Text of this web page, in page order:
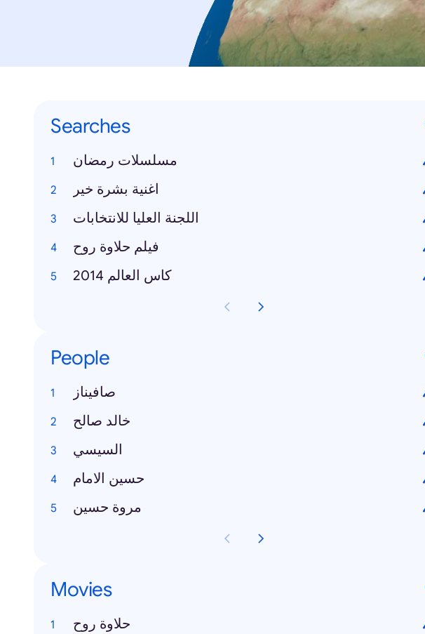
Searches
مسلسلات رمضان
اغنية بشرة خير
اللجنة العليا للانتخابات
فيلم حلاوة روح
كاس العالم 2014
People
صافيناز
خالد صالح
السيسي
حسين الامام
مروة حسين
Movies
حلاوة روح